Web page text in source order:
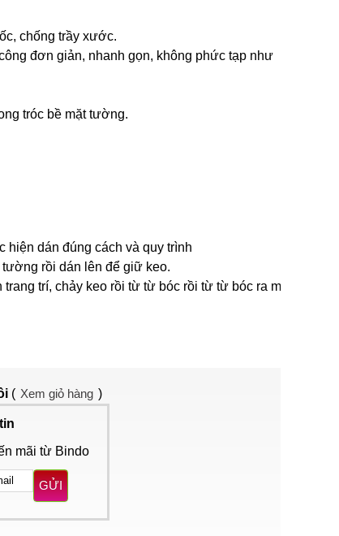
chống trầy xước.
đơn giản, nhanh gọn, không phức tạp như
tróc bề mặt tường.
hiện dán đúng cách và quy trình
rồi dán lên để giữ keo.
trí, chảy keo rồi từ từ bóc rồi từ từ bóc ra một
( Xem giỏ hàng )
mãi từ Bindo
GỬI